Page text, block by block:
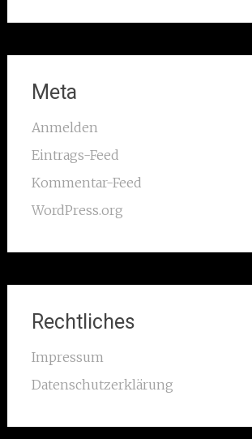
Meta
Anmelden
Eintrags-Feed
Kommentar-Feed
WordPress.org
Rechtliches
Impressum
Datenschutzerklärung